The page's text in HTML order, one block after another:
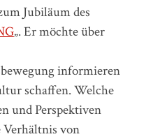
Jubiläum des
„. Er möchte über
informieren
schaffen. Welche
und Perspektiven
Verhältnis von